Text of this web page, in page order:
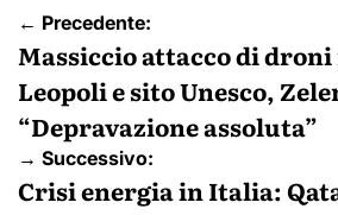
Navigazione
articoli
← Precedente:
Massiccio attacco di
Leopoli e sito Unesco,
“Depravazione assoluta”
→ Successivo:
Crisi energia in Italia: